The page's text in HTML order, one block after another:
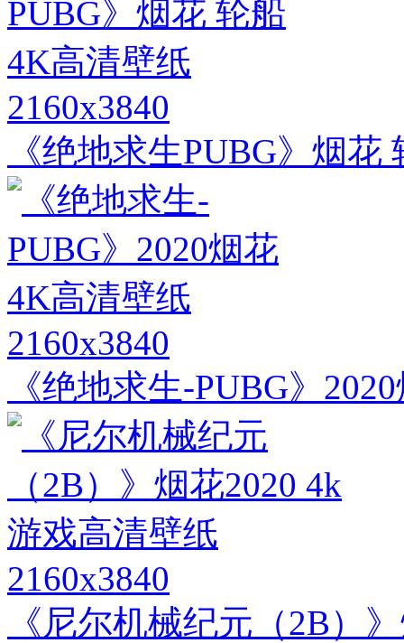
2160x3840
《绝地求生PUBG》烟
2160x3840
《绝地求生-PUBG》
2160x3840
《尼尔机械纪元（2B）